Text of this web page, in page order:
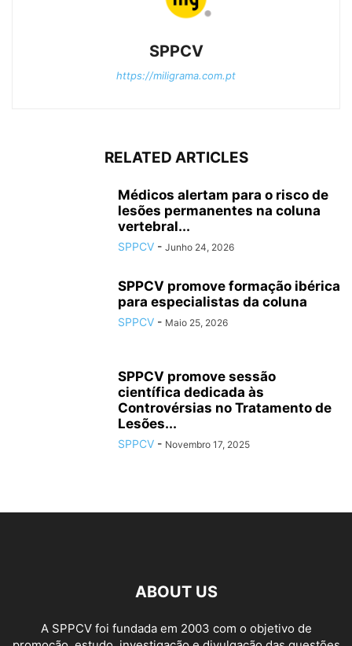
SPPCV
https://miligrama.com.pt
RELATED ARTICLES
Médicos alertam para o risco de
lesões permanentes na coluna
vertebral...
SPPCV - Junho 24, 2026
SPPCV promove formação ibérica
para especialistas da coluna
SPPCV - Maio 25, 2026
SPPCV promove sessão
científica dedicada às
Controvérsias no Tratamento de
Lesões...
SPPCV - Novembro 17, 2025
ABOUT US
A SPPCV foi fundada em 2003 com o objetivo de